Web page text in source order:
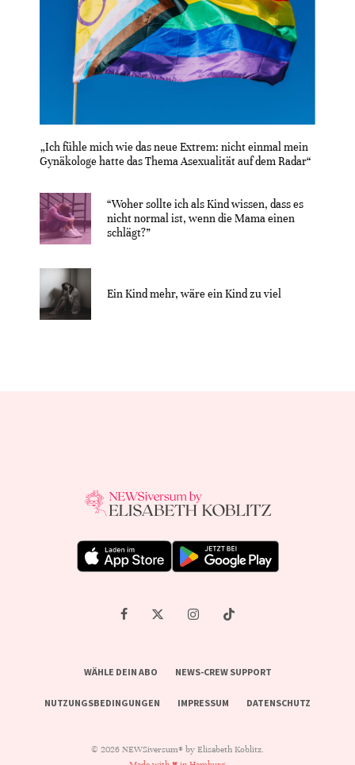
„Ich fühle mich wie das neue Extrem: nicht einmal mein
Gynäkologe hatte das Thema Asexualität auf dem Radar“
“Woher sollte ich als Kind wissen, dass es
nicht normal ist, wenn die Mama einen
schlägt?”
Ein Kind mehr, wäre ein Kind zu viel
WÄHLE DEIN ABO NEWS-CREW SUPPORT
NUTZUNGSBEDINGUNGEN IMPRESSUM DATENSCHUTZ
© 2026 NEWSiversum® by Elisabeth Koblitz.